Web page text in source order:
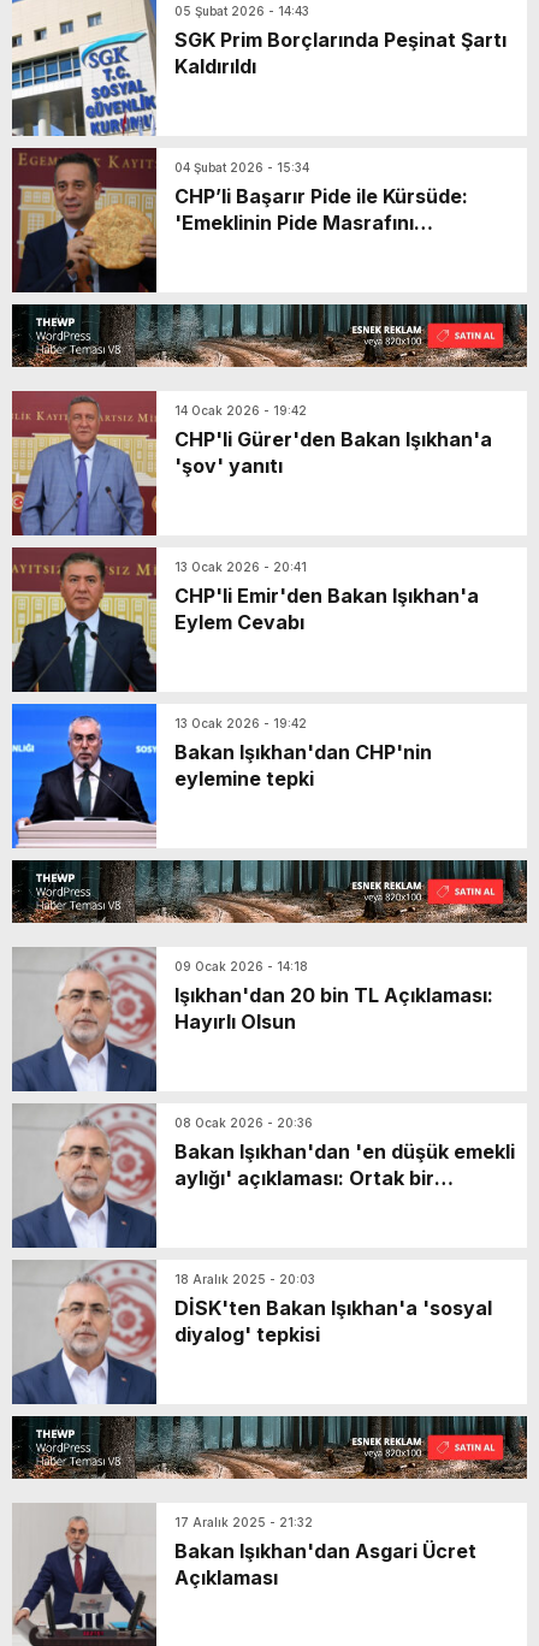
05 Şubat 2026 - 14:43
SGK Prim Borçlarında Peşinat Şartı
Kaldırıldı
04 Şubat 2026 - 15:34
CHP’li Başarır Pide ile Kürsüde:
'Emeklinin Pide Masrafını
14 Ocak 2026 - 19:42
CHP'li Gürer'den Bakan Işıkhan'a
'şov' yanıtı
13 Ocak 2026 - 20:41
CHP'li Emir'den Bakan Işıkhan'a
Eylem Cevabı
13 Ocak 2026 - 19:42
Bakan Işıkhan'dan CHP'nin
eylemine tepki
09 Ocak 2026 - 14:18
Işıkhan'dan 20 bin TL Açıklaması:
Hayırlı Olsun
08 Ocak 2026 - 20:36
Bakan Işıkhan'dan 'en düşük emekli
aylığı' açıklaması: Ortak bir
18 Aralık 2025 - 20:03
DİSK'ten Bakan Işıkhan'a 'sosyal
diyalog' tepkisi
17 Aralık 2025 - 21:32
Bakan Işıkhan'dan Asgari Ücret
Açıklaması